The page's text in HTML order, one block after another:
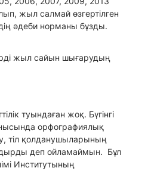
жыл салмай өзгертілген
әдеби норманы бұзды.
жыл сайын шығарудың
болды?
туындаған жоқ. Бүгінгі
орфографиялық
тіл қолданушыларының
деп ойламаймын. Бұл
Институтының